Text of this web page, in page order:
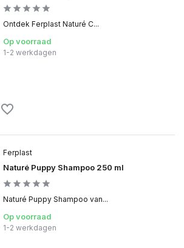
Ferplast
Naturé Puppy Shampoo 250 ml
Naturé Puppy Shampoo van...
Op voorraad
1-2 werkdagen
Ontdek Ferplast Naturé C...
Op voorraad
1-2 werkdagen